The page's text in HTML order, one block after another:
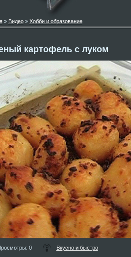
» Видео» Хобби и образование
картофель с луком
: 0 Вкусно и быстро